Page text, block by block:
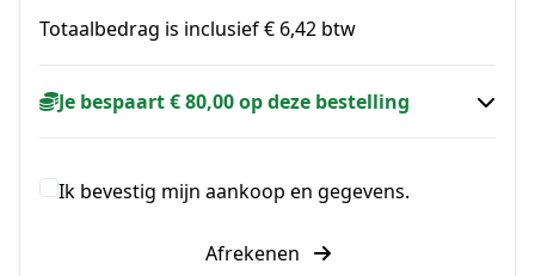
Totaalbedrag is inclusief € 6,42 btw
Je bespaart € 80,00 op deze bestelling
Ik bevestig mijn aankoop en gegevens.
Afrekenen